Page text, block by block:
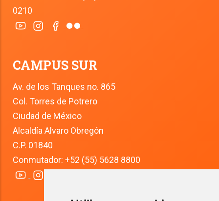
0210
CAMPUS SUR
Av. de los Tanques no. 865
Col. Torres de Potrero
Ciudad de México
Alcaldía Alvaro Obregón
C.P. 01840
Conmutador: +52 (55) 5628 8800